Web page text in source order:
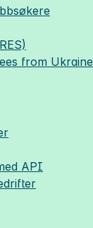
from Ukraine
API